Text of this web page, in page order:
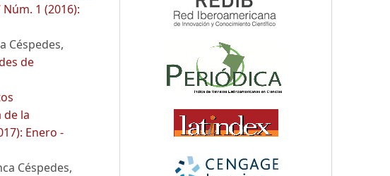
1 (2016):
Céspedes,
de
la
Enero -
Céspedes,